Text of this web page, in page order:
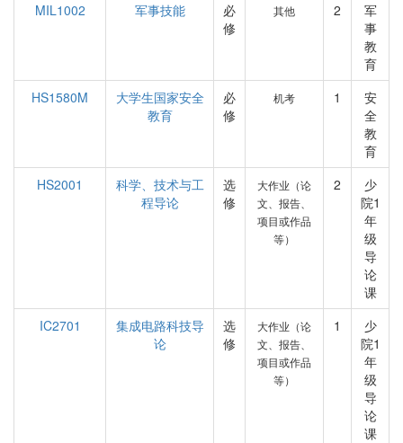
MIL1002
军事技能
必
修
其他 2
军
事
教
育
HS1580M
大学生国家安全
教育
必
修
机考 1
安
全
教
育
HS2001
科学、技术与工
程导论
选
修
大作业（论
文、报告、
项目或作品
等）
2
少
院1
年
级
导
论
课
IC2701
集成电路科技导
论
选
修
大作业（论
文、报告、
项目或作品
等）
1
少
院1
年
级
导
论
课